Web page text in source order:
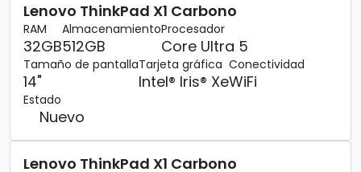
Lenovo ThinkPad X1 Carbono
RAM
32GB
Almacenamiento
512GB
Procesador
Core Ultra 5
Tamaño de pantalla
14"
Tarjeta gráfica
Intel® Iris® Xe
Conectividad
WiFi
Estado
Nuevo
Lenovo ThinkPad X1 Carbono